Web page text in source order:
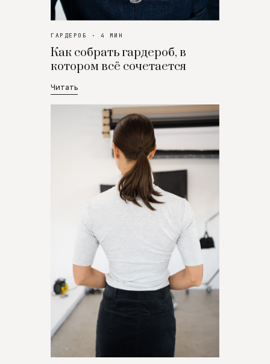
ГАРДЕРОБ · 4 МИН
Как собрать гардероб, в
котором всё сочетается
Читать